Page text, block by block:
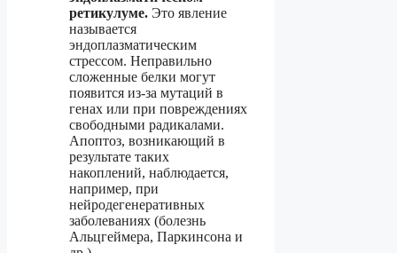
ретикулуме. Это явление
называется
эндоплазматическим
стрессом. Неправильно
сложенные белки могут
появится из-за мутаций в
генах или при повреждениях
свободными радикалами.
Апоптоз, возникающий в
результате таких
накоплений, наблюдается,
например, при
нейродегенеративных
заболеваниях (болезнь
Альцгеймера, Паркинсона и